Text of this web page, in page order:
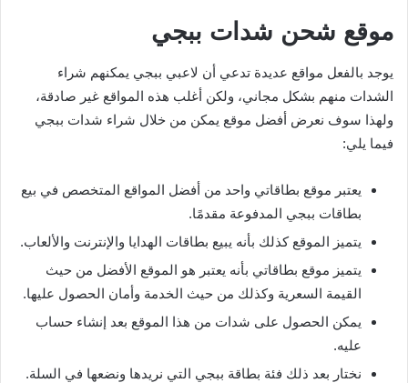
موقع شحن شدات ببجي
يوجد بالفعل مواقع عديدة تدعي أن لاعبي ببجي يمكنهم شراء
الشدات منهم بشكل مجاني، ولكن أغلب هذه المواقع غير صادقة،
ولهذا سوف نعرض أفضل موقع يمكن من خلال شراء شدات ببجي
فيما يلي:
يعتبر موقع بطاقاتي واحد من أفضل المواقع المتخصص في بيع
بطاقات ببجي المدفوعة مقدمًا.
يتميز الموقع كذلك بأنه يبيع بطاقات الهدايا والإنترنت والألعاب.
يتميز موقع بطاقاتي بأنه يعتبر هو الموقع الأفضل من حيث
القيمة السعرية وكذلك من حيث الخدمة وأمان الحصول عليها.
يمكن الحصول على شدات من هذا الموقع بعد إنشاء حساب
عليه.
نختار بعد ذلك فئة بطاقة ببجي التي نريدها ونضعها في السلة.